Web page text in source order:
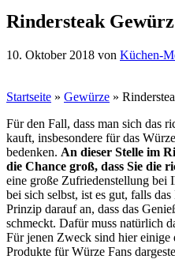
Rindersteak
10. Oktober 2018 von Küchen-
Startseite » Gewürze »
Für den Fall, dass man sich das
kauft, insbesondere für das
bedenken. An dieser Stelle im
die Chance groß, dass Sie die
eine große Zufriedenstellung bei
bei sich selbst, ist es gut, falls
Prinzip darauf an, dass das
schmeckt. Dafür muss natürlich
Für jenen Zweck sind hier einige
Produkte für Würze Fans